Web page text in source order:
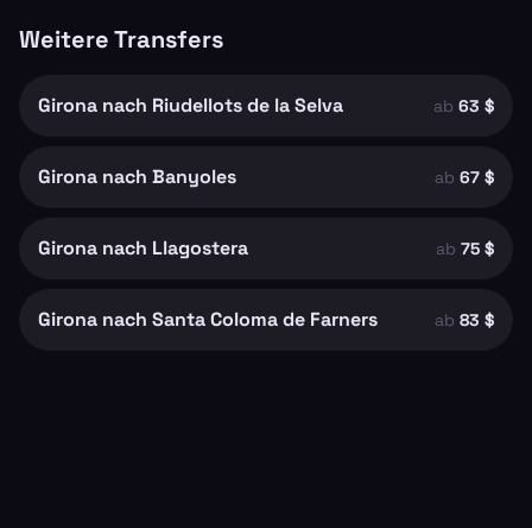
Weitere Transfers
Girona nach Riudellots de la Selva ab 63 $
Girona nach Banyoles ab 67 $
Girona nach Llagostera ab 75 $
Girona nach Santa Coloma de Farners ab 83 $